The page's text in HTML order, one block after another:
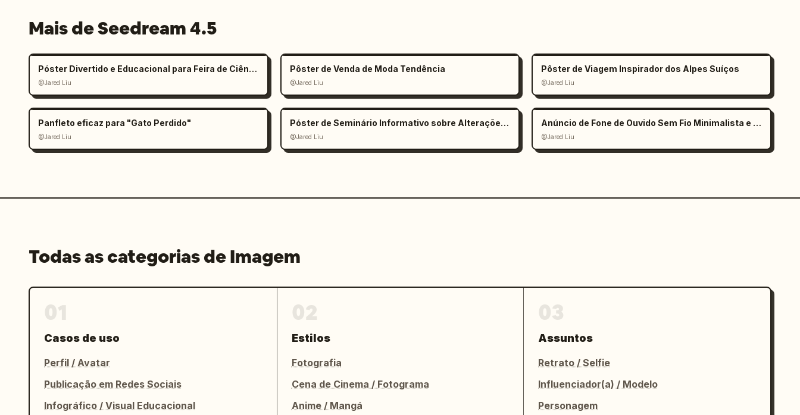
Mais de Seedream 4.5
Póster Divertido e Educacional para Feira de Ciências Infantil
@Jared Liu
Pôster de Venda de Moda Tendência
@Jared Liu
Pôster de Viagem Inspirador dos Alpes Suíços
@Jared Liu
Panfleto eficaz para "Gato Perdido"
@Jared Liu
Póster de Seminário Informativo sobre Alterações Climáticas
@Jared Liu
Anúncio de Fone de Ouvido Sem Fio Minimalista e Elegante
@Jared Liu
Todas as categorias de Imagem
Casos de uso
Perfil / Avatar
Publicação em Redes Sociais
Infográfico / Visual Educacional
Estilos
Fotografia
Cena de Cinema / Fotograma
Anime / Mangá
Assuntos
Retrato / Selfie
Influenciador(a) / Modelo
Personagem